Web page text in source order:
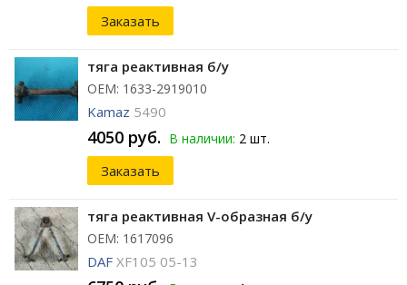
Заказать
тяга реактивная б/у
ОЕМ: 1633-2919010
Kamaz 5490
4050 руб. В наличии: 2 шт.
Заказать
тяга реактивная V-образная б/у
ОЕМ: 1617096
DAF XF105 05-13